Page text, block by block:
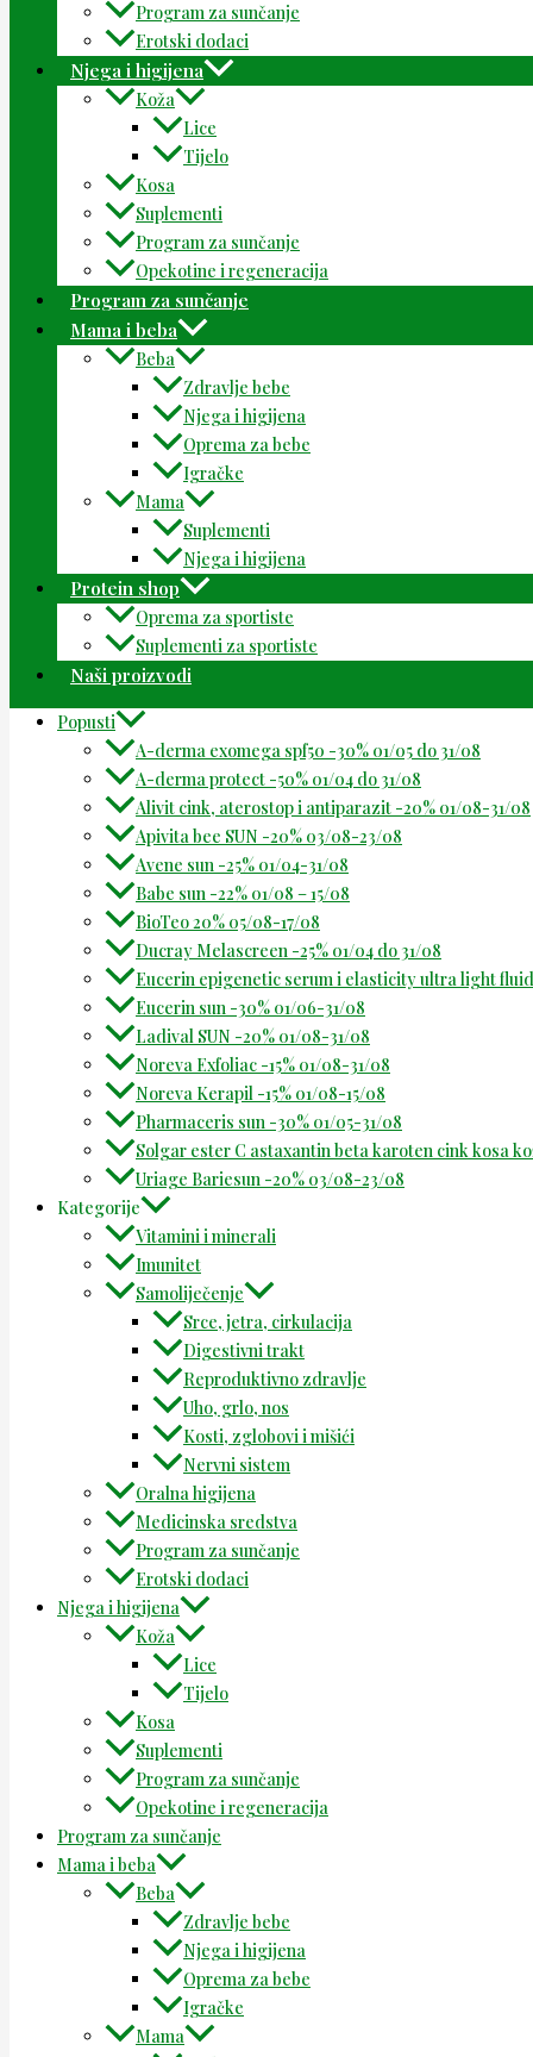
Program za sunčanje
Erotski dodaci
Njega i higijena
Koža
Lice
Tijelo
Kosa
Suplementi
Program za sunčanje
Opekotine i regeneracija
Program za sunčanje
Mama i beba
Beba
Zdravlje bebe
Njega i higijena
Oprema za bebe
Igračke
Mama
Suplementi
Njega i higijena
Protein shop
Oprema za sportiste
Suplementi za sportiste
Naši proizvodi
Popusti
A-derma exomega spf50 -30% 01/05 do 31/08
A-derma protect -50% 01/04 do 31/08
Alivit cink, aterostop i antiparazit -20% 01/08-31/08
Apivita bee SUN -20% 03/08-23/08
Avene sun -25% 01/04-31/08
Babe sun -22% 01/08 – 15/08
BioTeo 20% 05/08-17/08
Ducray Melascreen -25% 01/04 do 31/08
Eucerin epigenetic serum i elasticity ultra light
Eucerin sun -30% 01/06-31/08
Ladival SUN -20% 01/08-31/08
Noreva Exfoliac -15% 01/08-31/08
Noreva Kerapil -15% 01/08-15/08
Pharmaceris sun -30% 01/05-31/08
Solgar ester C astaxantin beta karoten cink kosa
Uriage Bariesun -20% 03/08-23/08
Kategorije
Vitamini i minerali
Imunitet
Samoliječenje
Srce, jetra, cirkulacija
Digestivni trakt
Reproduktivno zdravlje
Uho, grlo, nos
Kosti, zglobovi i mišići
Nervni sistem
Oralna higijena
Medicinska sredstva
Program za sunčanje
Erotski dodaci
Njega i higijena
Koža
Lice
Tijelo
Kosa
Suplementi
Program za sunčanje
Opekotine i regeneracija
Program za sunčanje
Mama i beba
Beba
Zdravlje bebe
Njega i higijena
Oprema za bebe
Igračke
Mama